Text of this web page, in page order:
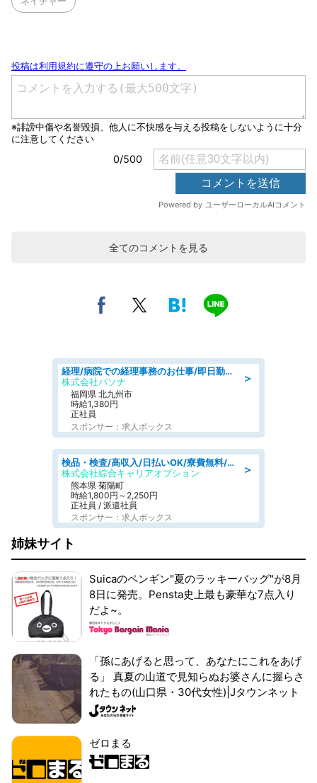
全てのコメントを見る
＞
経理/病院での経理事務のお仕事/即日勤務可/車通勤可/経理/一般事務
株式会社パソナ
福岡県 北九州市
時給1,380円
正社員
スポンサー：求人ボックス
＞
検品・検査/高収入/日払いOK/寮費無料/日勤/20・30・40代活躍中
株式会社綜合キャリアオプション
熊本県 菊陽町
時給1,800円～2,250円
正社員 / 派遣社員
スポンサー：求人ボックス
姉妹サイト
Suicaのペンギン"夏のラッキーバッグ"が8月
8日に発売。Pensta史上最も豪華な7点入り
だよ~。
「孫にあげると思って、あなたにこれをあげ
る」 真夏の山道で見知らぬお婆さんに握らさ
れたもの(山口県・30代女性)|Jタウンネット
ゼロまる